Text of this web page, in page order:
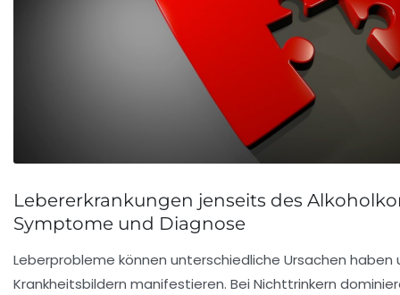
Lebererkrankungen jenseits des
Symptome und Diagnose
Leberprobleme können unterschiedliche Ursachen haben
Krankheitsbildern manifestieren. Bei Nichttrinkern